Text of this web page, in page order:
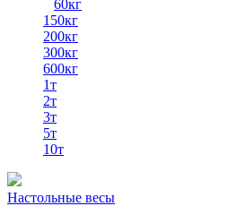
60кг
150кг
200кг
300кг
600кг
1т
2т
3т
5т
10т
Настольные весы